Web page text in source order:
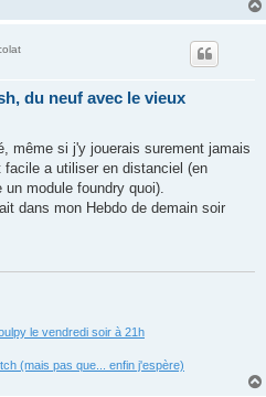
du neuf avec le vieux
même si j'y jouerais surement jamais
a utiliser en distanciel (en
module foundry quoi).
dans mon Hebdo de demain soir
le vendredi soir à 21h
(mais pas que... enfin j'espère)